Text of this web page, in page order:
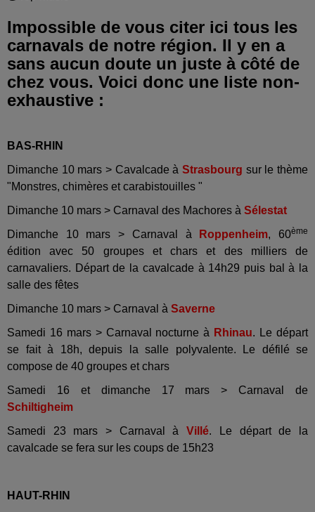
Impossible de vous citer ici tous les
carnavals de notre région. Il y en a
sans aucun doute un juste à côté de
chez vous. Voici donc une liste non-
exhaustive :
BAS-RHIN
Dimanche 10 mars > Cavalcade à Strasbourg sur le thème
"Monstres, chimères et carabistouilles "
Dimanche 10 mars > Carnaval des Machores à Sélestat
Dimanche 10 mars > Carnaval à
Roppenheim, 60ème
édition avec 50 groupes et chars et des milliers de
carnavaliers. Départ de la cavalcade à 14h29 puis bal à la
salle des fêtes
Dimanche 10 mars > Carnaval à Saverne
Samedi 16 mars > Carnaval nocturne à Rhinau. Le départ
se fait à 18h, depuis la salle polyvalente. Le défilé se
compose de 40 groupes et chars
Samedi 16 et dimanche 17 mars > Carnaval de
Schiltigheim
Samedi 23 mars > Carnaval àVillé. Le départ de la
cavalcade se fera sur les coups de 15h23
HAUT-RHIN